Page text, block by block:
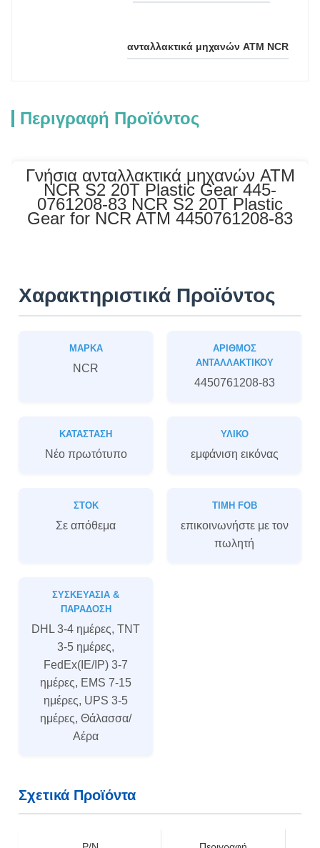
ανταλλακτικά μηχανών ATM NCR
Περιγραφή Προϊόντος
Γνήσια ανταλλακτικά μηχανών ATM
NCR S2 20T Plastic Gear 445-
0761208-83 NCR S2 20T Plastic
Gear for NCR ATM 4450761208-83
Χαρακτηριστικά Προϊόντος
ΜΆΡΚΑ
NCR
ΑΡΙΘΜΌΣ
ΑΝΤΑΛΛΑΚΤΙΚΟΎ
4450761208-83
ΚΑΤΆΣΤΑΣΗ
Νέο πρωτότυπο
ΥΛΙΚΌ
εμφάνιση εικόνας
ΣΤΟΚ
Σε απόθεμα
ΤΙΜΉ FOB
επικοινωνήστε με τον
πωλητή
ΣΥΣΚΕΥΑΣΊΑ &
ΠΑΡΆΔΟΣΗ
DHL 3-4 ημέρες, TNT
3-5 ημέρες,
FedEx(IE/IP) 3-7
ημέρες, EMS 7-15
ημέρες, UPS 3-5
ημέρες, Θάλασσα/
Αέρα
Σχετικά Προϊόντα